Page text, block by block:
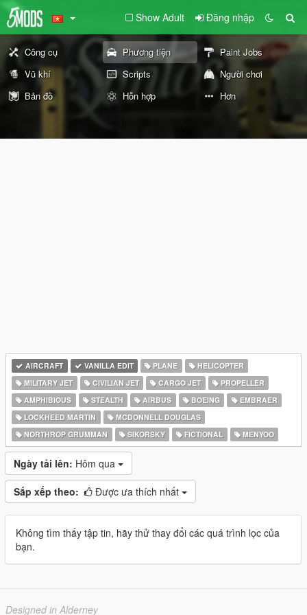
Show Adult Đăng nhập
Công cụ Phương tiện
Paint Jobs
Vũ khí
Scripts
Người chơi
Bản đồ
Hỗn hợp Hơn
AIRCRAFT VANILLA EDIT PLANE
HELICOPTER
MILITARY JET
CIVILIAN JET CARGO JET
PROPELLER
AMPHIBIOUS
STEALTH AIRBUS BOEING
EMBRAER
LOCKHEED MARTIN
MCDONNELL DOUGLAS
NORTHROP GRUMMAN
SIKORSKY FICTIONAL MENYOO
Ngày tải lên: Hôm qua
Sắp xếp theo: Được ưa thích nhất
Không tìm thấy tập tin, hãy thử thay đổi các quá trình lọc của
bạn.
Designed in Alderney